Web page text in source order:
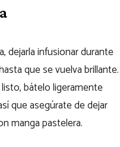
dejarla infusionar durante
que se vuelva brillante.
bátelo ligeramente
que asegúrate de dejar
manga pastelera.